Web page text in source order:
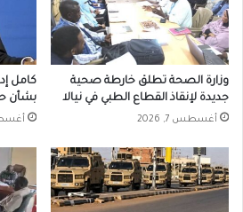
وزارة الصحة تطلق خارطة صحية
جديدة لإنقاذ القطاع الطبي في نيالا
أغسطس 7, 2026
كامل
بشأن
أغسطس